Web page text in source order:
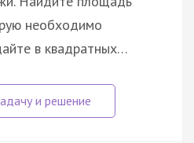
необходимо
в квадратных…